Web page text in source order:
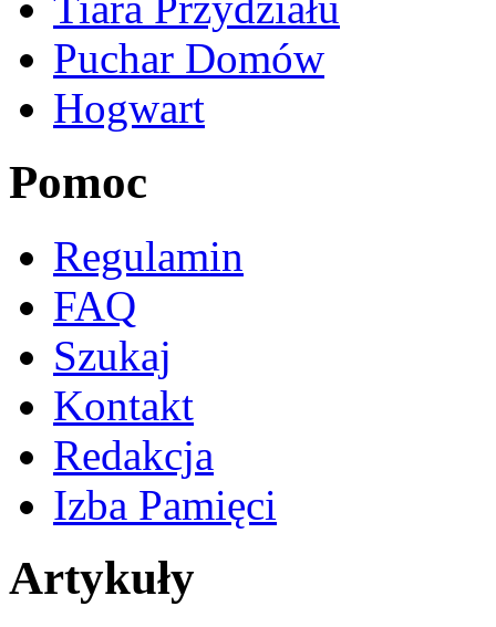
Puchar Domów
Hogwart
Pomoc
Regulamin
FAQ
Szukaj
Kontakt
Redakcja
Izba Pamięci
Artykuły